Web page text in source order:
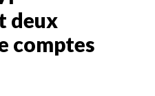
deux
comptes